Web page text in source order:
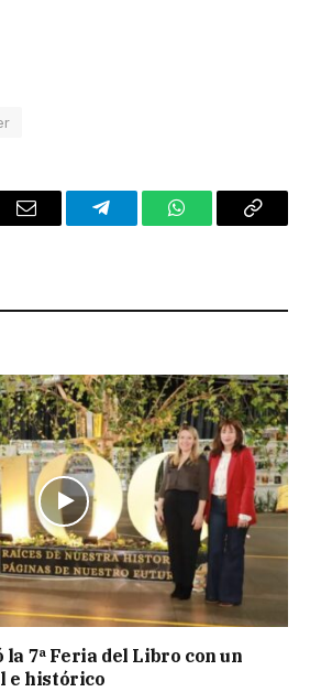
Email TelegramWhatsAppCopy
7ª Feria del Libro con un
e histórico